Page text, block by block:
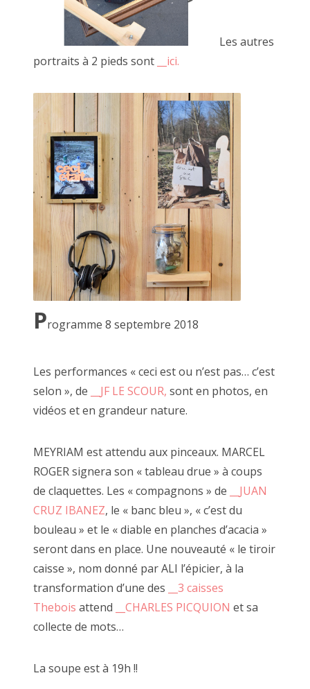
Les autres
portraits à 2 pieds sont
__ici.
Programme 8 septembre 2018
Les performances « ceci est ou n’est pas… c’est
selon », de __JF LE SCOUR, sont en photos, en
vidéos et en grandeur nature.
MEYRIAM est attendu aux pinceaux. MARCEL
ROGER signera son « tableau drue » à coups
de claquettes. Les « compagnons » de
__JUAN
CRUZ IBANEZ, le « banc bleu », « c’est du
bouleau » et le « diable en planches d’acacia »
seront dans en place. Une nouveauté « le tiroir
caisse », nom donné par ALI l’épicier, à la
transformation d’une des
__3 caisses
Thebois attend __CHARLES PICQUION et sa
collecte de mots…
La soupe est à 19h !!
par JF le Scour transforme son appartement et la rue à côté
en un bien d'utilité publique, social et créatif.
Que serait le passage Josset sans à côté ?
Que serait à côté sans JF Le Scour ?
Que serait-il sans nous, curieux faiseurs ?
Que serions nous sans vous curieux regardeurs ?
Qui êtes vous sans le je(u) de la création ?
Les commandements d'à côté :
1/ Entre toutes personnes curieuses
2/ Penser à côté dans tous les sens du terme (conformisme,
géographiquement, socialement)
3/ Faire dans le jeu
4/ Ne pas craindre le OU PAS et l'accepter
5/ Partager la soupe
7/ L'alcool et les drogues sont interdites sur place
8/ Occuper la rue
__Sacha Benitah , le 23 août 2022